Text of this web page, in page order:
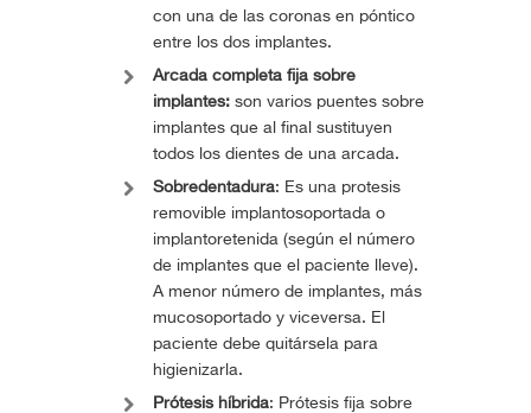
con una de las coronas en póntico
entre los dos implantes.
Arcada completa fija sobre
implantes: son varios puentes sobre
implantes que al final sustituyen
todos los dientes de una arcada.
Sobredentadura: Es una protesis
removible implantosoportada o
implantoretenida (según el número
de implantes que el paciente lleve).
A menor número de implantes, más
mucosoportado y viceversa. El
paciente debe quitársela para
higienizarla.
Prótesis híbrida: Prótesis fija sobre